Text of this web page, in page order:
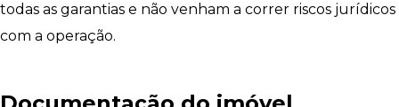
todas as garantias e não venham a correr riscos jurídicos
com a operação.